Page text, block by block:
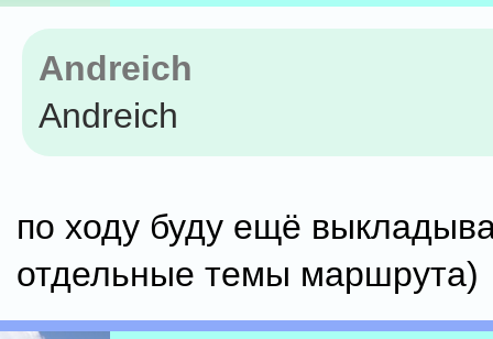
Andreich
Andreich
по ходу буду ещё
отдельные темы маршрута)